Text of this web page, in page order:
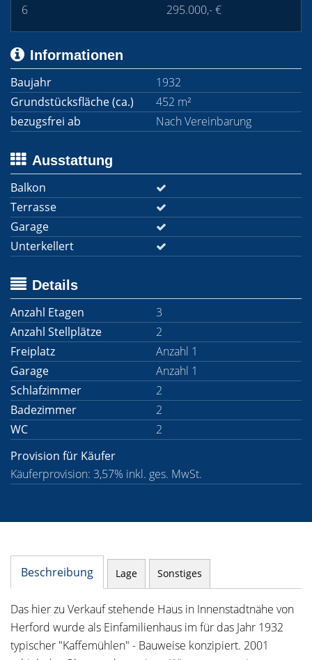
6
295.000,- €
Informationen
Baujahr
1932
Grundstücksfläche (ca.)
452 m²
bezugsfrei ab
Nach Vereinbarung
Ausstattung
Balkon
Terrasse
Garage
Unterkellert
Details
Anzahl Etagen
3
Anzahl Stellplätze
2
Freiplatz
Anzahl 1
Garage
Anzahl 1
Schlafzimmer
2
Badezimmer
2
WC
2
Provision für Käufer
Käuferprovision: 3,57% inkl. ges. MwSt.
Beschreibung Lage Sonstiges
Das hier zu Verkauf stehende Haus in Innenstadtnähe von
Herford wurde als Einfamilienhaus im für das Jahr 1932
typischer "Kaffemühlen" - Bauweise konzipiert. 2001